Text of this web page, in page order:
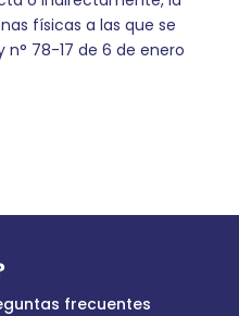
físicas a las que se
78-17 de 6 de enero
frecuentes